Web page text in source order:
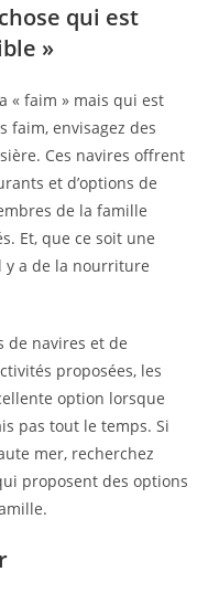
qui est
»
« faim » mais qui est
faim, envisagez des
Ces navires offrent
et d’options de
de la famille
Et, que ce soit une
y a de la nourriture
de navires et de
proposées, les
option lorsque
pas tout le temps. Si
mer, recherchez
proposent des options